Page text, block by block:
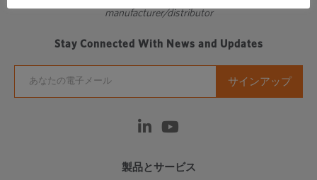
manufacturer/distributor
Stay Connected With News and Updates
製品とサービス